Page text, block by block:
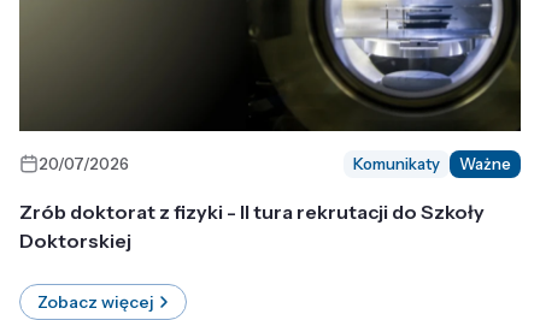
20/07/2026 Komunikaty Ważne
Zrób doktorat z fizyki - II tura rekrutacji do Szkoły
Doktorskiej
Zobacz więcej